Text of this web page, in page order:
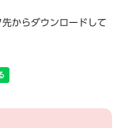
からダウンロードして